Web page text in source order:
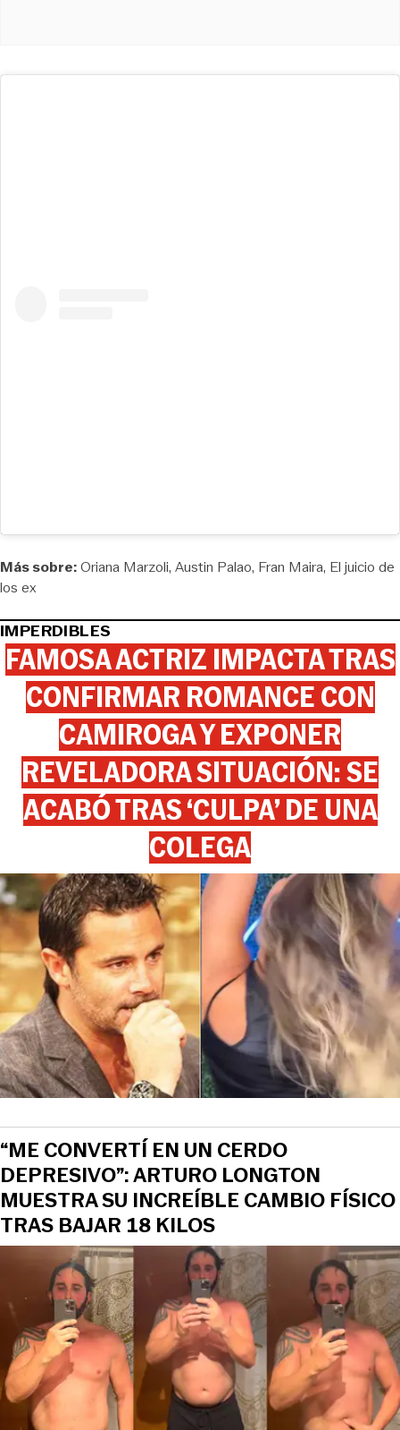
View this post on Instagram
Más sobre:Oriana Marzoli Austin Palao Fran Maira El juicio de
los ex
IMPERDIBLES
FAMOSA ACTRIZ IMPACTA TRAS
CONFIRMAR ROMANCE CON
CAMIROGA Y EXPONER
REVELADORA SITUACIÓN: SE
ACABÓ TRAS ‘CULPA’ DE UNA
COLEGA
“ME CONVERTÍ EN UN CERDO
DEPRESIVO”: ARTURO LONGTON
MUESTRA SU INCREÍBLE CAMBIO FÍSICO
TRAS BAJAR 18 KILOS